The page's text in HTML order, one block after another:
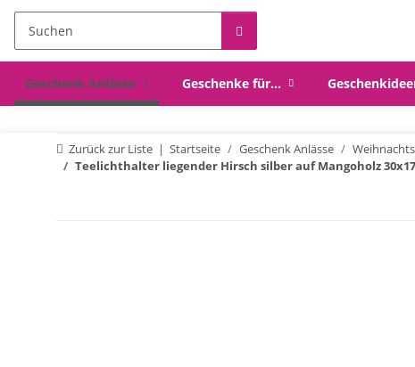
Geschenk Anlässe Geschenke für...
Zurück zur Liste Startseite Geschenk Anlässe
Teelichthalter liegender Hirsch silber auf Mangoholz